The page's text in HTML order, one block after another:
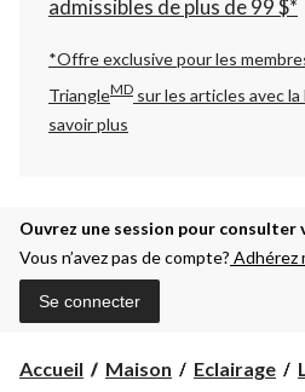
admissibles de plus de 99 $*
*Offre exclusive pour les
TriangleMD sur les articles avec
savoir plus
Ouvrez une session pour consulter
Vous n’avez pas de compte? Adhérez
Se connecter
Accueil Maison Eclairage